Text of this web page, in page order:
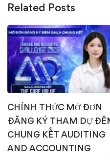
Related Posts
CHÍNH THỨC MỞ ĐƠN
ĐĂNG KÝ THAM DỰ
CHUNG KẾT AUDITING
AND ACCOUNTING